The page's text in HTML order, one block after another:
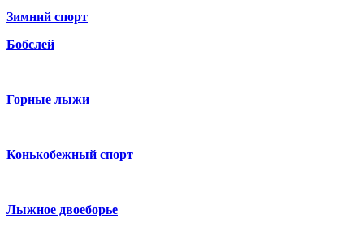
Зимний спорт
Бобслей
Горные лыжи
Конькобежный спорт
Лыжное двоеборье